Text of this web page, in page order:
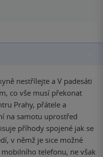
nestřílejte a V padesáti
co vše musí překonat
Prahy, přátele a
na samotu uprostřed
příhody spojené jak se
v němž je sice možné
telefonu, ne však